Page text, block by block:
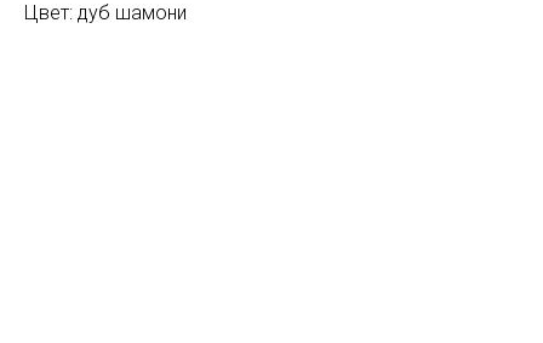
Цвет: дуб шамони